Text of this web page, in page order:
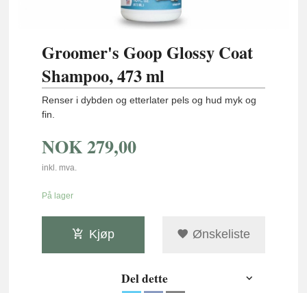
Groomer's Goop Glossy Coat
Shampoo, 473 ml
Renser i dybden og etterlater pels og hud myk og
fin.
NOK279,00
inkl. mva.
På lager
Kjøp Ønskeliste
Del dette